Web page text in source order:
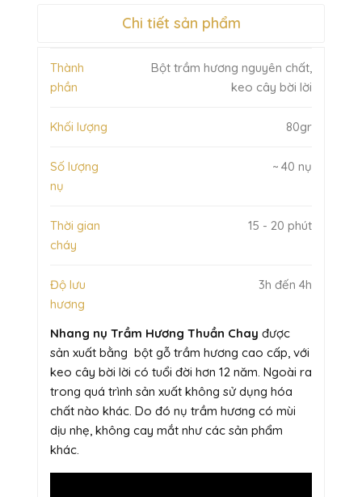
Chi tiết sản phẩm
Thành
phần
Bột trầm hương nguyên chất,
keo cây bời lời
Khối lượng 80gr
Số lượng
nụ
~ 40 nụ
Thời gian
cháy
15 - 20 phút
Độ lưu
hương
3h đến 4h
Nhang nụ Trầm Hương Thuần Chay được
sản xuất bằng bột gỗ trầm hương cao cấp, với
keo cây bời lời có tuổi đời hơn 12 năm. Ngoài ra
trong quá trình sản xuất không sử dụng hóa
chất nào khác. Do đó nụ trầm hương có mùi
dịu nhẹ, không cay mắt như các sản phẩm
khác.